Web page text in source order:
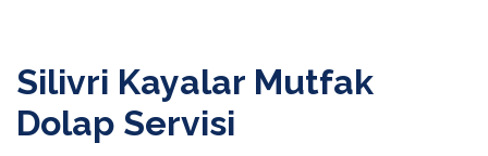
Silivri Kayalar Mutfak
Dolap Servisi